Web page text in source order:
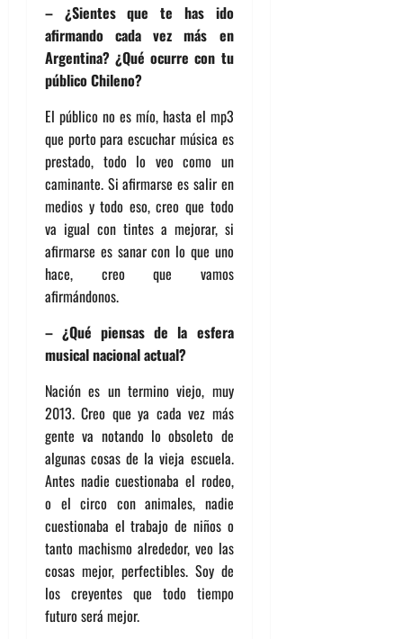
– ¿Sientes que te has ido
afirmando cada vez más en
Argentina? ¿Qué ocurre con tu
público Chileno?
El público no es mío, hasta el mp3
que porto para escuchar música es
prestado, todo lo veo como un
caminante. Si afirmarse es salir en
medios y todo eso, creo que todo
va igual con tintes a mejorar, si
afirmarse es sanar con lo que uno
hace, creo que vamos
afirmándonos.
– ¿Qué piensas de la esfera
musical nacional actual?
Nación es un termino viejo, muy
2013. Creo que ya cada vez más
gente va notando lo obsoleto de
algunas cosas de la vieja escuela.
Antes nadie cuestionaba el rodeo,
o el circo con animales, nadie
cuestionaba el trabajo de niños o
tanto machismo alrededor, veo las
cosas mejor, perfectibles. Soy de
los creyentes que todo tiempo
futuro será mejor.